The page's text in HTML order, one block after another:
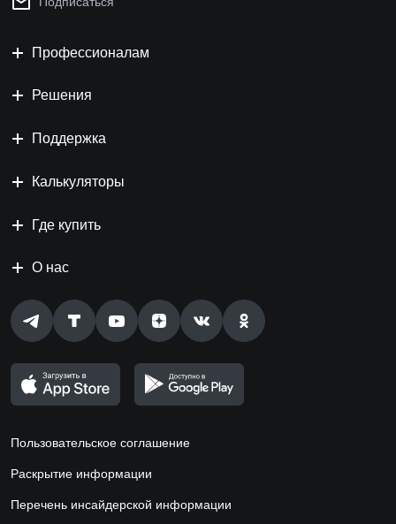
Профессионалам
Решения
Поддержка
Калькуляторы
Где купить
О нас
Пользовательское соглашение
Раскрытие информации
Перечень инсайдерской информации